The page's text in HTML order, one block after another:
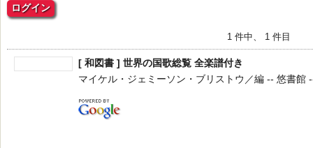
ログイン
1 件中、 1 件目
[ 和図書 ] 世界の国歌総覧 全楽譜付き
マイケル・ジェミーソン・ブリストウ／編 -- 悠書館